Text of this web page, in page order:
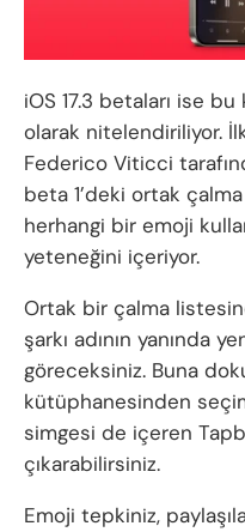
iOS 17.3 betaları ise
olarak nitelendiriliyor.
Federico Viticci
beta 1’deki ortak
herhangi bir emoji
yeteneğini içeriyor.
Ortak bir çalma
şarkı adının yanında
göreceksiniz. Buna
kütüphanesinden
simgesi de içeren
çıkarabilirsiniz.
Emoji tepkiniz,